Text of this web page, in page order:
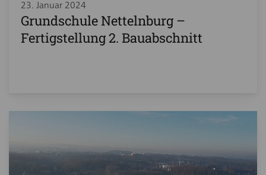
23. Januar 2024
Grundschule Nettelnburg –
Fertigstellung 2. Bauabschnitt